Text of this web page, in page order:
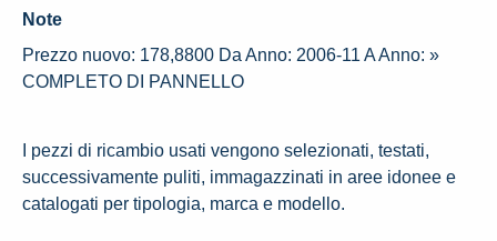
Note
Prezzo nuovo: 178,8800 Da Anno: 2006-11 A Anno: »
COMPLETO DI PANNELLO
I pezzi di ricambio usati vengono selezionati, testati,
successivamente puliti, immagazzinati in aree idonee e
catalogati per tipologia, marca e modello.